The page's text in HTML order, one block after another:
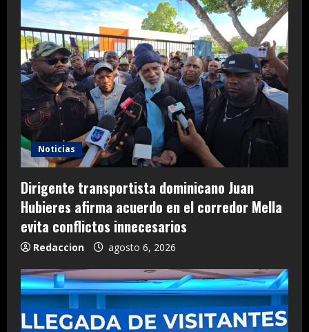
Noticias
Dirigente transportista dominicano Juan
Hubieres afirma acuerdo en el corredor Mella
evita conflictos innecesarios
Redaccion agosto 6, 2026